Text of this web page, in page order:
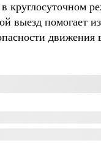
круглосуточном
выезд помогает